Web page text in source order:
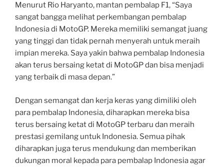
Menurut Rio Haryanto, mantan pembalap F1, “Saya
sangat bangga melihat perkembangan pembalap
Indonesia di MotoGP. Mereka memiliki semangat juang
yang tinggi dan tidak pernah menyerah untuk meraih
impian mereka. Saya yakin bahwa pembalap Indonesia
akan terus bersaing ketat di MotoGP dan bisa menjadi
yang terbaik di masa depan.”
Dengan semangat dan kerja keras yang dimiliki oleh
para pembalap Indonesia, diharapkan mereka bisa
terus bersaing ketat di MotoGP terbaru dan meraih
prestasi gemilang untuk Indonesia. Semua pihak
diharapkan juga terus mendukung dan memberikan
dukungan moral kepada para pembalap Indonesia agar